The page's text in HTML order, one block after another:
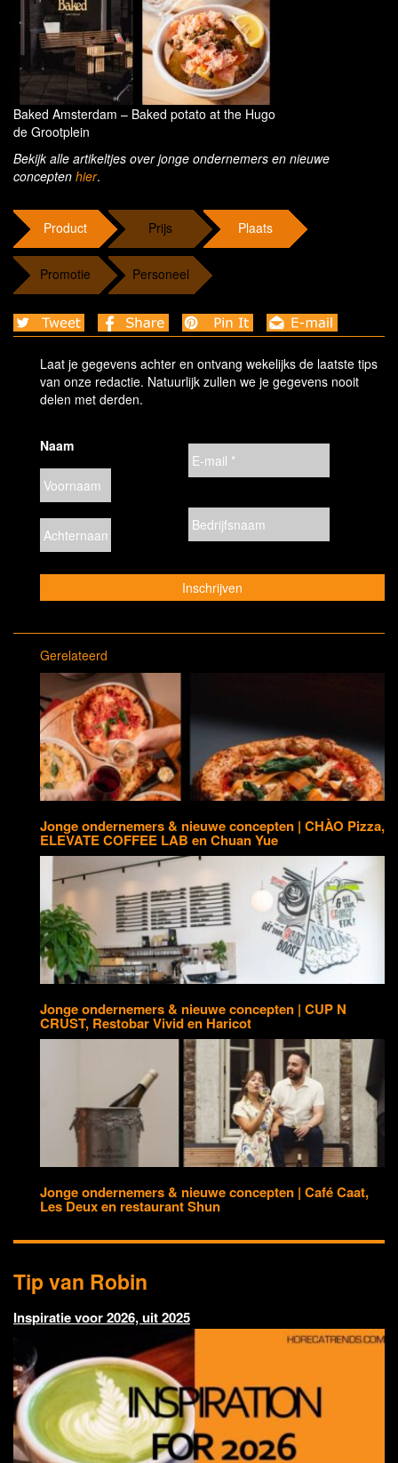
Baked Amsterdam – Baked potato at the Hugo
de Grootplein
Bekijk alle artikeltjes over jonge ondernemers en nieuwe
concepten hier.
Product Prijs Plaats
Promotie Personeel
Laat je gegevens achter en ontvang wekelijks de laatste tips
van onze redactie. Natuurlijk zullen we je gegevens nooit
delen met derden.
Naam
Gerelateerd
Jonge ondernemers & nieuwe concepten | CHÀO Pizza,
ELEVATE COFFEE LAB en Chuan Yue
Jonge ondernemers & nieuwe concepten | CUP N
CRUST, Restobar Vivid en Haricot
Jonge ondernemers & nieuwe concepten | Café Caat,
Les Deux en restaurant Shun
Tip van Robin
Inspiratie voor 2026, uit 2025